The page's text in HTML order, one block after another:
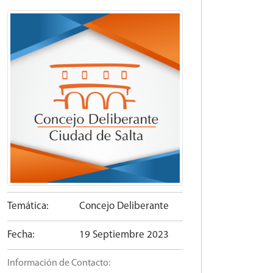
Temática: Concejo Deliberante
Fecha: 19 Septiembre 2023
Información de Contacto: